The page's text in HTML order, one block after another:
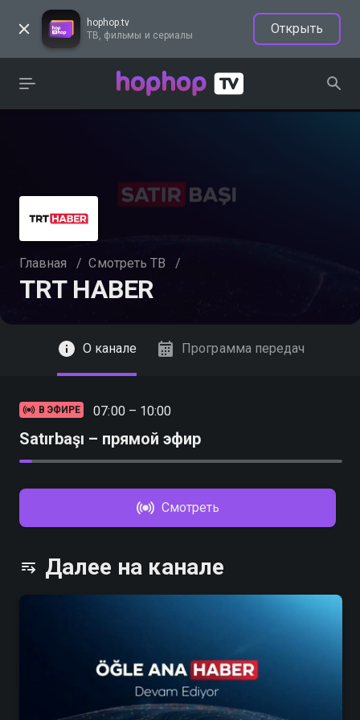
hophop.tv
ТВ, фильмы и сериалы
Открыть
Главная / Смотреть ТВ /
TRT HABER
О канале Программа передач
В ЭФИРЕ 07:00 – 10:00
Satırbaşı – прямой эфир
Смотреть
Далее на канале